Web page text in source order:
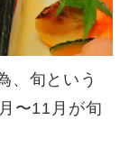
、旬という
〜11月が旬